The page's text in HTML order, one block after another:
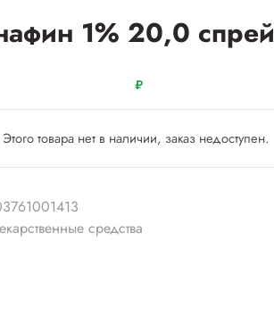
1% 20,0 спрей
₽
Этого товара нет в наличии, заказ недоступен.
средства